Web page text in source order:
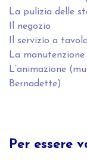
La pulizia delle
Il negozio
Il servizio a tavola
La
L’animazione
Bernadette)
Per essere